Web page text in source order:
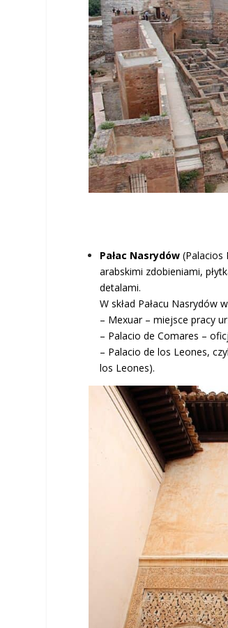
Pałac Nasrydów (Palacios
arabskimi zdobieniami,
detalami.
W skład Pałacu Nasrydów
– Mexuar – miejsce pracy
– Palacio de Comares –
– Palacio de los Leones,
los Leones).